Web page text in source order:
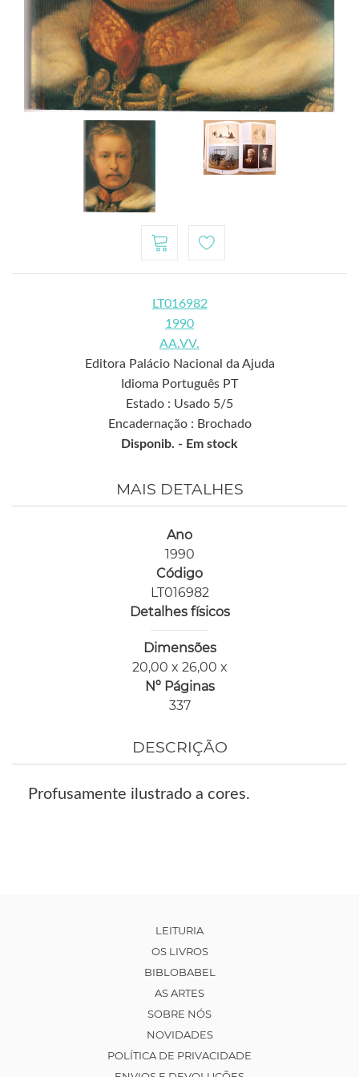
LT016982
1990
AA.VV.
Editora Palácio Nacional da Ajuda
Idioma Português PT
Estado : Usado 5/5
Encadernação : Brochado
Disponib. - Em stock
MAIS DETALHES
Ano
1990
Código
LT016982
Detalhes físicos
Dimensões
20,00 x 26,00 x
Nº Páginas
337
DESCRIÇÃO
Profusamente ilustrado a cores.
LEITURIA
OS LIVROS
BIBLOBABEL
AS ARTES
SOBRE NÓS
NOVIDADES
POLÍTICA DE PRIVACIDADE